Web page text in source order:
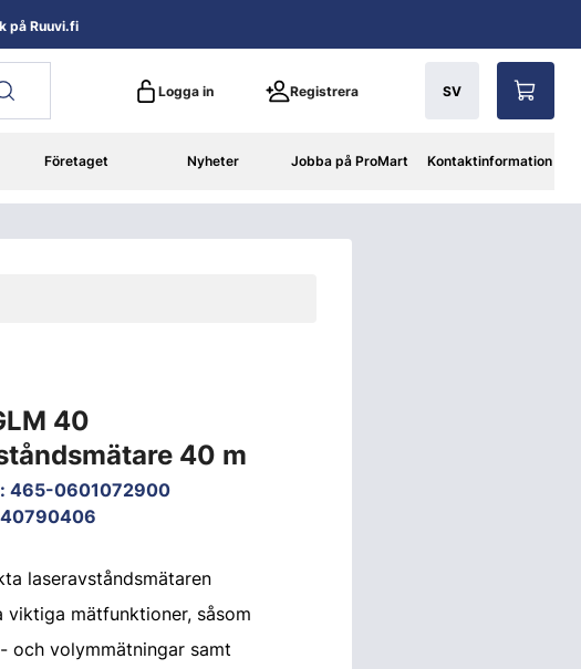
Logga in Registrera SV
Företaget Nyheter Jobba på ProMart Kontaktinformation
på Ruuvi.fi
40
40 m
: 465-0601072900
laseravståndsmätaren
viktiga mätfunktioner, såsom
och volymmätningar samt